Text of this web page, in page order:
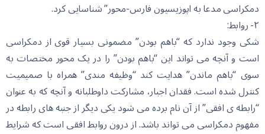
دمکراسی مدعا به اپوزیسیون فارس-محور” شناسایی کرد.
۲- روابط:
شکی وجود ندارد که “باهم بودن” مضمونی بسیار قوی از دمکراسی
است و آنچه می تواند این “باهم بودن” را در یک محور مختصات به
سوی “باهم ماندن” هدایت کند “وظیفه مندی” همراه با صمیمیت
کنترل شده است. فقدان اجبار، مشارکت داوطلبانه و آنچه که به عنوان
“رابطه ی افقی” از آن نام برده می شود یکی دیگر از جنبه های رابطه در
مفهوم دمکراسی می تواند باشد. از درون روابط افقی است که شرایط